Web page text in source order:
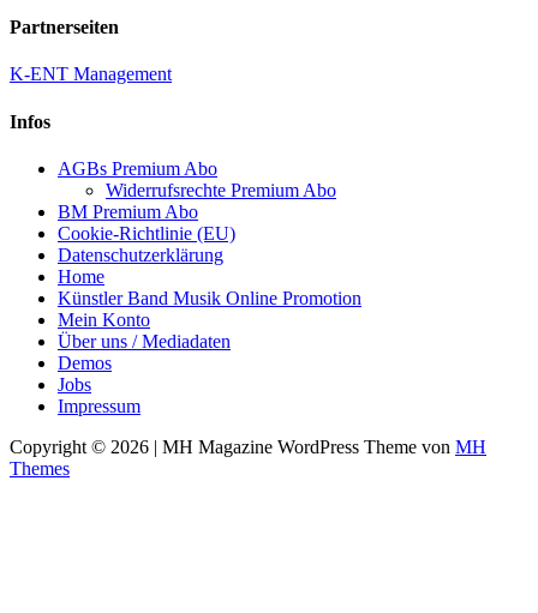
Partnerseiten
K-ENT Management
Infos
AGBs Premium Abo
Widerrufsrechte Premium Abo
BM Premium Abo
Cookie-Richtlinie (EU)
Datenschutzerklärung
Home
Künstler Band Musik Online Promotion
Mein Konto
Über uns / Mediadaten
Demos
Jobs
Impressum
Copyright © 2026 | MH Magazine WordPress Theme von MH
Themes